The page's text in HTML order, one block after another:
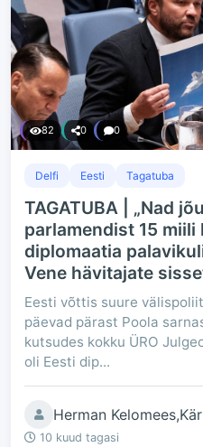
82 0 0
Delfi Eesti Tagatuba
TAGATUBA | „Nad
parlamendist 15 miili
diplomaatia
Vene hävitajate
Eesti võttis suure
päevad pärast Poola
kutsudes kokku ÜRO
oli Eesti dip...
Herman
10 kuud tagasi